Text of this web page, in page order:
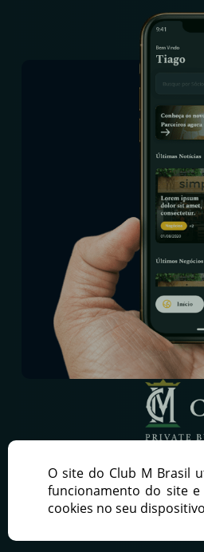
O site do Club M Brasil
funcionamento do site e
cookies no seu